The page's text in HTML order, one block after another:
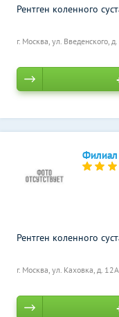
г. Москва, ул. Введенского,
Рентген коленного
г. Москва, ул. Каховка, д.
Рентген коленного